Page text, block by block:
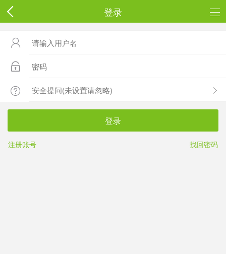
登录



登录
注册账号 找回密码